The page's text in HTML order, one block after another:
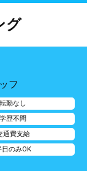
グ
フ
転勤なし
学歴不問
通費支給
日のみOK